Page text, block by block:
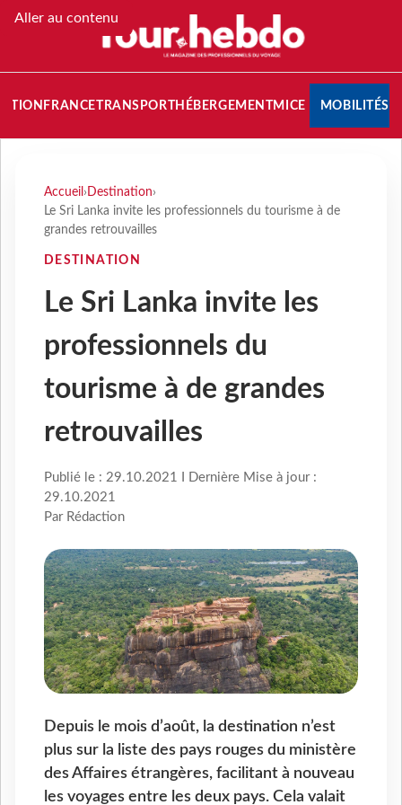
Aller au contenu
FRANCETRANSPORT HÉBERGEMENTMICE MOBILITÉS
Accueil › Destination›
Le Sri Lanka invite les professionnels du tourisme à de
grandes retrouvailles
DESTINATION
Le Sri Lanka invite les
professionnels du
tourisme à de grandes
retrouvailles
Publié le : 29.10.2021 I Dernière Mise à jour :
29.10.2021
Par Rédaction
Depuis le mois d’août, la destination n’est
plus sur la liste des pays rouges du ministère
des Affaires étrangères, facilitant à nouveau
les voyages entre les deux pays. Cela valait